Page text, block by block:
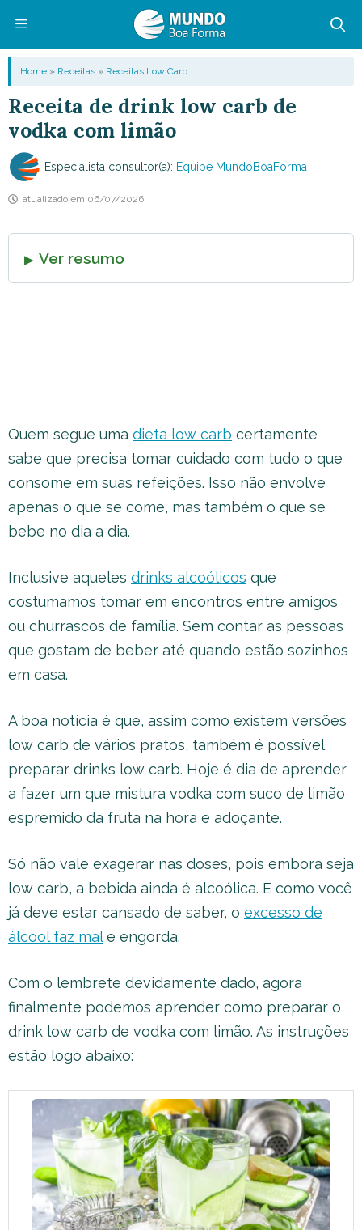
conteúdo
Menu
Home » Receitas » Receitas Low Carb
Receita de drink low carb de
vodka com limão
Especialista consultor(a): Equipe MundoBoaForma
atualizado em 06/07/2026
Ver resumo
Quem segue uma dieta low carb certamente
sabe que precisa tomar cuidado com tudo o que
consome em suas refeições. Isso não envolve
apenas o que se come, mas também o que se
bebe no dia a dia.
Inclusive aqueles drinks alcoólicos que
costumamos tomar em encontros entre amigos
ou churrascos de família. Sem contar as pessoas
que gostam de beber até quando estão sozinhos
em casa.
A boa notícia é que, assim como existem versões
low carb de vários pratos, também é possível
preparar drinks low carb. Hoje é dia de aprender
a fazer um que mistura vodka com suco de limão
espremido da fruta na hora e adoçante.
Só não vale exagerar nas doses, pois embora seja
low carb, a bebida ainda é alcoólica. E como você
já deve estar cansado de saber, o excesso de
álcool faz male engorda.
Com o lembrete devidamente dado, agora
finalmente podemos aprender como preparar o
drink low carb de vodka com limão. As instruções
estão logo abaixo: